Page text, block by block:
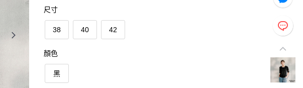
尺寸
38 40 42
顏色
黑